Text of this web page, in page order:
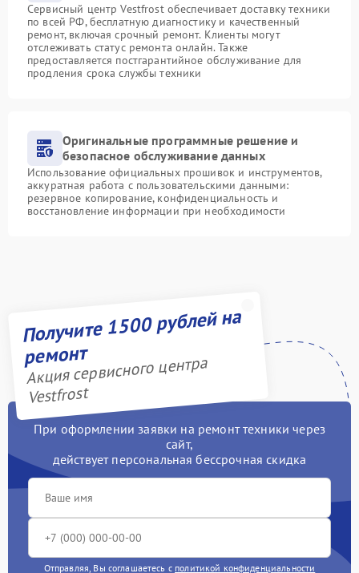
Сервисный центр Vestfrost обеспечивает доставку техники
по всей РФ, бесплатную диагностику и качественный
ремонт, включая срочный ремонт. Клиенты могут
отслеживать статус ремонта онлайн. Также
предоставляется постгарантийное обслуживание для
продления срока службы техники
Оригинальные программные решение и
безопасное обслуживание данных
Использование официальных прошивок и инструментов,
аккуратная работа с пользовательскими данными:
резервное копирование, конфиденциальность и
восстановление информации при необходимости
Получите 1500 рублей на
ремонт
Акция сервисного центра
Vestfrost
При оформлении заявки на ремонт техники через
сайт,
действует персональная бессрочная скидка
Отправляя, Вы соглашаетесь с политикой конфиденциальности